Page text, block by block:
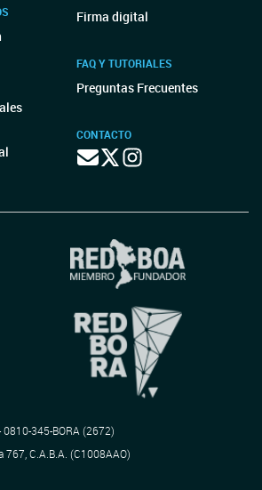
Firma digital
FAQ Y TUTORIALES
Preguntas Frecuentes
CONTACTO
345-BORA (2672)
767, C.A.B.A. (C1008AAO)